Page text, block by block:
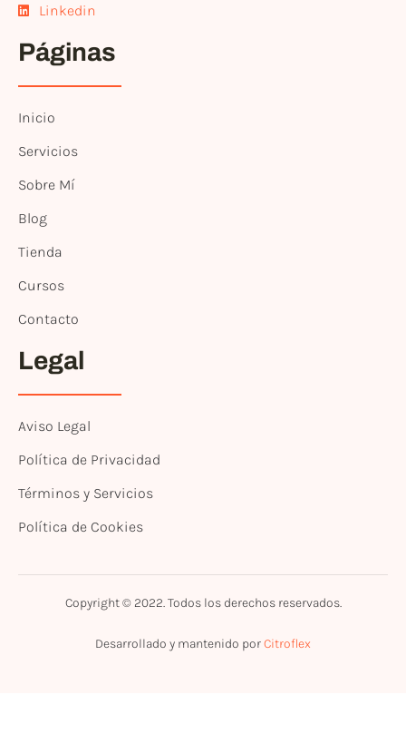
Linkedin
Páginas
Inicio
Servicios
Sobre Mí
Blog
Tienda
Cursos
Contacto
Legal
Aviso Legal
Política de Privacidad
Términos y Servicios
Política de Cookies
Copyright © 2022. Todos los derechos reservados.
Desarrollado y mantenido porCitroflex